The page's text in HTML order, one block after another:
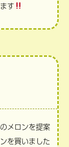
す
メロンを提案
を買いました